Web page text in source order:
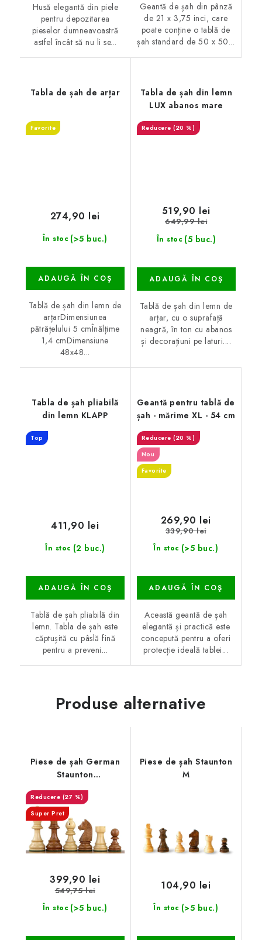
Husă elegantă din piele
pentru depozitarea
pieselor dumneavoastră
astfel încât să nu li se...
Geantă de șah din pânză
de 21 x 3,75 inci, care
poate conține o tablă de
șah standard de 50 x 50...
Tabla de șah de arțar
Favorite
În stoc (>5 buc.)
274,90 lei
ADAUGĂ ÎN COŞ
Tablă de șah din lemn de
arțarDimensiunea
pătrățelului 5 cmÎnălțime
1,4 cmDimensiune
48x48...
Tabla de șah din lemn
LUX abanos mare
(20 %)
În stoc (5 buc.)
519,90 lei
649,99 lei
ADAUGĂ ÎN COŞ
Tablă de șah din lemn de
arțar, cu o suprafață
neagră, în ton cu abanos
și decorațiuni pe laturi....
Tabla de șah pliabilă
din lemn KLAPP
Top
În stoc (2 buc.)
411,90 lei
ADAUGĂ ÎN COŞ
Tablă de șah pliabilă din
lemn. Tabla de șah este
căptușită cu pâslă fină
pentru a preveni...
Geantă pentru tablă de
șah - mărime XL - 54 cm
(20 %)
Nou
Favorite
În stoc (>5 buc.)
269,90 lei
339,90 lei
ADAUGĂ ÎN COŞ
Această geantă de șah
elegantă și practică este
concepută pentru a oferi
protecție ideală tablei...
Produse alternative
Piese de șah German
Staunton
PROFESIONAL din agat
(27 %)
Super Pret
În stoc (>5 buc.)
399,90 lei
549,75 lei
Piese de șah Staunton
M
În stoc (>5 buc.)
104,90 lei